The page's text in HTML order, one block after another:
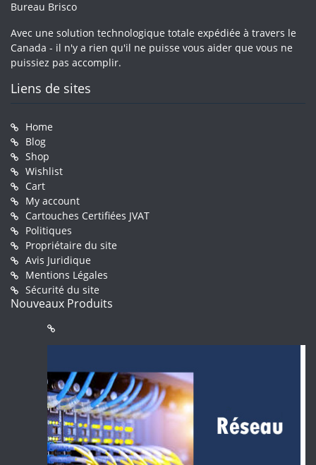
Bureau Brisco
Avec une solution technologique totale expédiée à travers le
Canada - il n'y a rien qu'il ne puisse vous aider que vous ne
puissiez pas accomplir.
Liens de sites
Home
Blog
Shop
Wishlist
Cart
My account
Cartouches Certifiées JVAT
Politiques
Propriétaire du site
Avis Juridique
Mentions Légales
Sécurité du site
Nouveaux Produits